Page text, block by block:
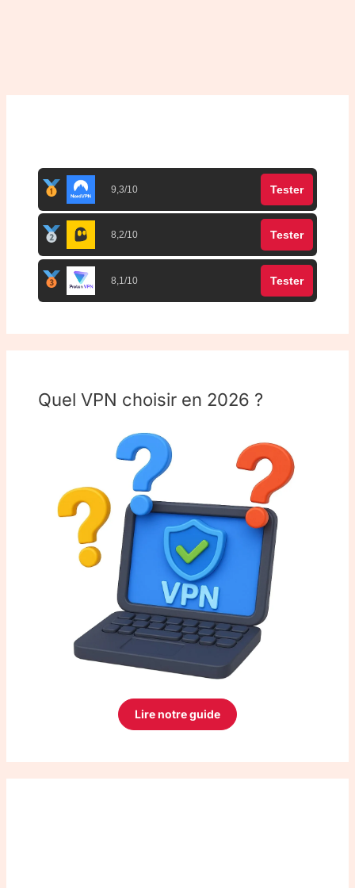
9,3/10 Tester
8,2/10 Tester
8,1/10 Tester
Quel VPN choisir en 2026 ?
Lire notre guide